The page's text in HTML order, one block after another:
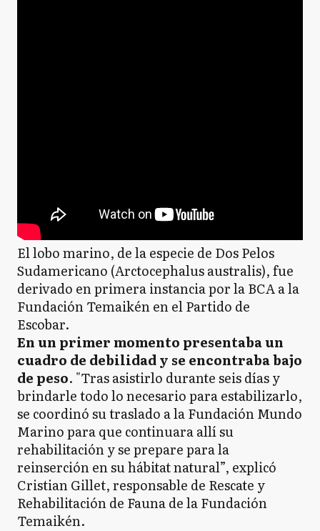
El lobo marino, de la especie de Dos Pelos
Sudamericano (Arctocephalus australis), fue
derivado en primera instancia por la BCA a la
Fundación Temaikén en el Partido de
Escobar.
En un primer momento presentaba un
cuadro de debilidad y se encontraba bajo
de peso. "Tras asistirlo durante seis días y
brindarle todo lo necesario para estabilizarlo,
se coordinó su traslado a la Fundación Mundo
Marino para que continuara allí su
rehabilitación y se prepare para la
reinserción en su hábitat natural”, explicó
Cristian Gillet, responsable de Rescate y
Rehabilitación de Fauna de la Fundación
Temaikén.